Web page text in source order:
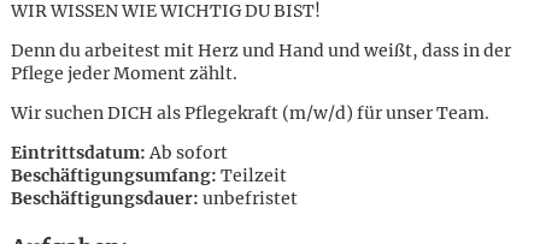
WIR WISSEN WIE WICHTIG DU BIST!
Denn du arbeitest mit Herz und Hand und weißt, dass in der
Pflege jeder Moment zählt.
Wir suchen DICH als Pflegekraft (m/w/d) für unser Team.
Eintrittsdatum:Ab sofort
Beschäftigungsumfang: Teilzeit
Beschäftigungsdauer: unbefristet